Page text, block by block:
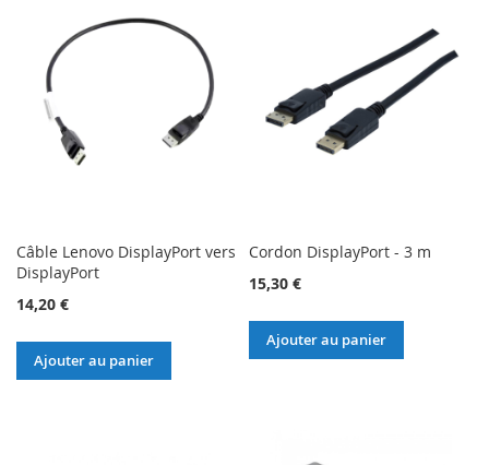
Câble Lenovo DisplayPort vers
DisplayPort
14,20 €
Ajouter au panier
Cordon DisplayPort - 3 m
15,30 €
Ajouter au panier